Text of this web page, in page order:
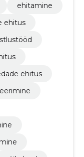
ehitamine
ehitus
ehitus